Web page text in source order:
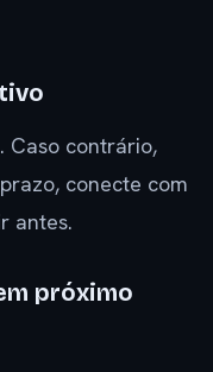
Caso contrário,
conecte com
antes.
próximo